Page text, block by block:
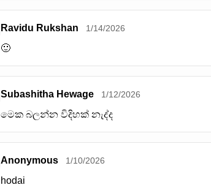
Ravidu Rukshan 1/14/2026
🙂
Subashitha Hewage 1/12/2026
මෙක බලන්න විදිහක් නැද්ද
Anonymous 1/10/2026
hodai